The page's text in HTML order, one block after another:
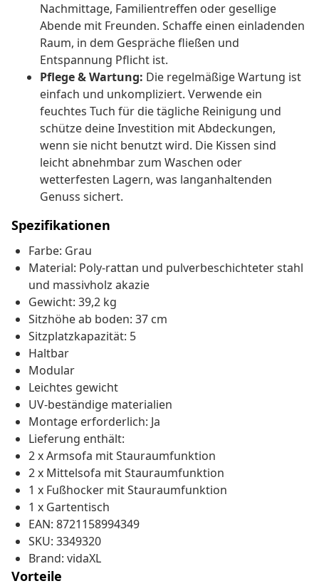
Nachmittage, Familientreffen oder gesellige
Abende mit Freunden. Schaffe einen einladenden
Raum, in dem Gespräche fließen und
Entspannung Pflicht ist.
Pflege & Wartung: Die regelmäßige Wartung ist
einfach und unkompliziert. Verwende ein
feuchtes Tuch für die tägliche Reinigung und
schütze deine Investition mit Abdeckungen,
wenn sie nicht benutzt wird. Die Kissen sind
leicht abnehmbar zum Waschen oder
wetterfesten Lagern, was langanhaltenden
Genuss sichert.
Spezifikationen
Farbe: Grau
Material: Poly-rattan und pulverbeschichteter stahl
und massivholz akazie
Gewicht: 39,2 kg
Sitzhöhe ab boden: 37 cm
Sitzplatzkapazität: 5
Haltbar
Modular
Leichtes gewicht
UV-beständige materialien
Montage erforderlich: Ja
Lieferung enthält:
2 x Armsofa mit Stauraumfunktion
2 x Mittelsofa mit Stauraumfunktion
1 x Fußhocker mit Stauraumfunktion
1 x Gartentisch
EAN: 8721158994349
SKU: 3349320
Brand: vidaXL
Vorteile